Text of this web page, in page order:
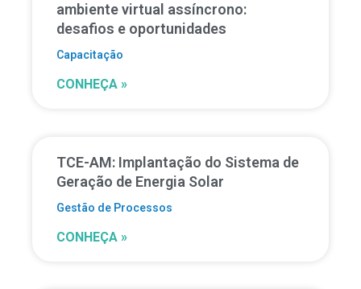
ambiente virtual assíncrono:
desafios e oportunidades
Capacitação
CONHEÇA »
TCE-AM: Implantação do Sistema de
Geração de Energia Solar
Gestão de Processos
CONHEÇA »